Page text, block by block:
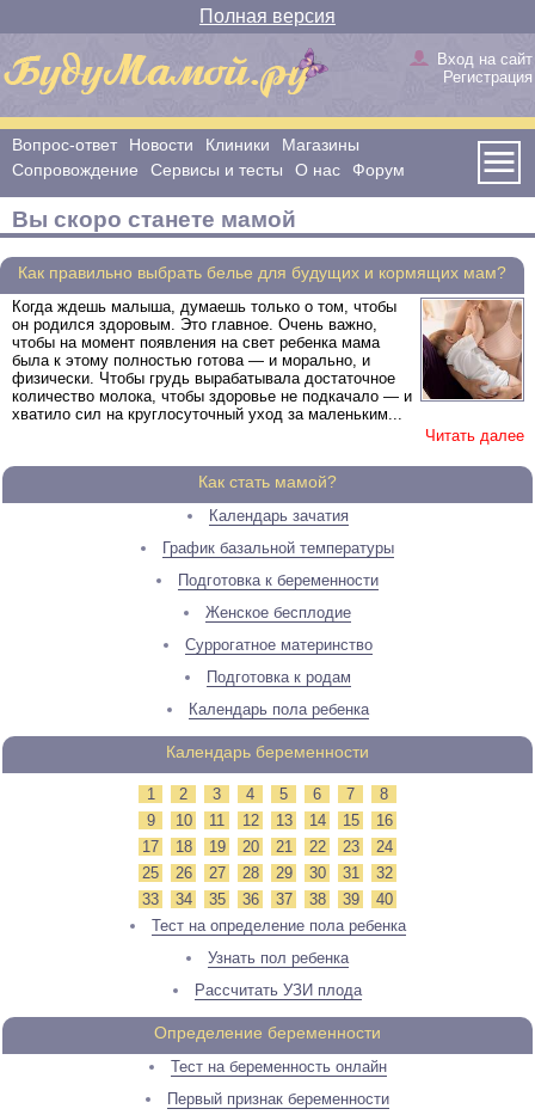
Полная версия
Вход на сайт
Регистрация
Вопрос-ответ Новости Клиники
Магазины
Сопровождение
Сервисы и тесты О нас Форум
Вы скоро станете мамой
Как правильно выбрать белье для будущих и кормящих мам?
Когда ждешь малыша, думаешь только о том, чтобы
он родился здоровым. Это главное. Очень важно,
чтобы на момент появления на свет ребенка мама
была к этому полностью готова — и морально, и
физически. Чтобы грудь вырабатывала достаточное
количество молока, чтобы здоровье не подкачало — и
хватило сил на круглосуточный уход за маленьким...
Читать далее
Как стать мамой?
Календарь зачатия
График базальной температуры
Подготовка к беременности
Женское бесплодие
Суррогатное материнство
Подготовка к родам
Календарь пола ребенка
Календарь беременности
1 2 3 4 5 6 7
8
9
10 11 12 13 14 15
16
17
18 19 20 21 22 23
24
25
26 27 28 29 30 31
32
33
34 35 36 37 38 39
40
Тест на определение пола ребенка
Узнать пол ребенка
Рассчитать УЗИ плода
Определение беременности
Тест на беременность онлайн
Первый признак беременности